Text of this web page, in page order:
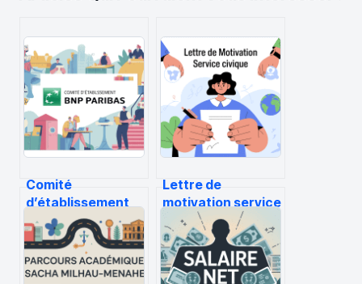
Comité
d’établissement
bnp paribas :
fonctionnement,
avantages et
accès
Lettre de
motivation service
civique : exemples,
conseils et
structure efficace